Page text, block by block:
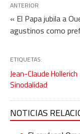
ANTERIOR
« El Papa jubila a
agustinos como
ETIQUETAS:
Jean-Claude Hollerich
Sinodalidad
NOTICIAS